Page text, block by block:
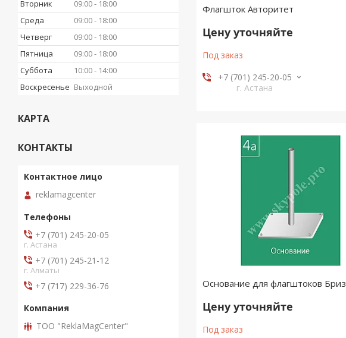
Флагшток Авторитет
Цену уточняйте
Под заказ
+7 (701) 245-20-05
г. Астана
Основание для флагштоков Бриз
Цену уточняйте
Под заказ
Вторник
09:00
18:00
Среда
09:00
18:00
Четверг
09:00
18:00
Пятница
09:00
18:00
Суббота
10:00
14:00
Воскресенье Выходной
КАРТА
КОНТАКТЫ
reklamagcenter
+7 (701) 245-20-05
г. Астана
+7 (701) 245-21-12
г. Алматы
+7 (717) 229-36-76
ТОО "ReklaMagCenter"